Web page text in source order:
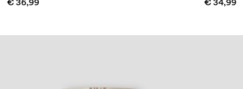
€ 36,99
€ 34,99